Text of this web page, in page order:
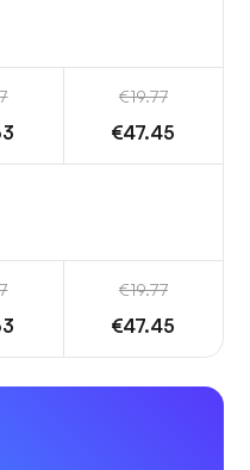
€19.77
€47.45
€19.77
€47.45